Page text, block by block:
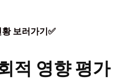
보러가기✅
적 영향 평가